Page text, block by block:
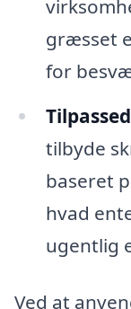
græsset
for
tilbyde
baseret
hvad
ugentlig
Ved at